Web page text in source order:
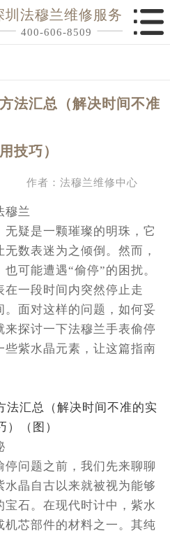
圳法穆兰维修服务
400-606-8509
法汇总（解决时间不准
技巧）
作者：法穆兰维修中心
兰
无疑是一颗璀璨的明珠，它
数表迷为之倾倒。然而，
可能遭遇“偷停”的困扰。
在一段时间内突然停止走
面对这样的问题，如何妥
探讨一下法穆兰手表偷停
些紫水晶元素，让这篇指南
问题之前，我们先来聊聊
晶自古以来就被视为能够
石。在现代时计中，紫水
芯部件的材料之一。其纯